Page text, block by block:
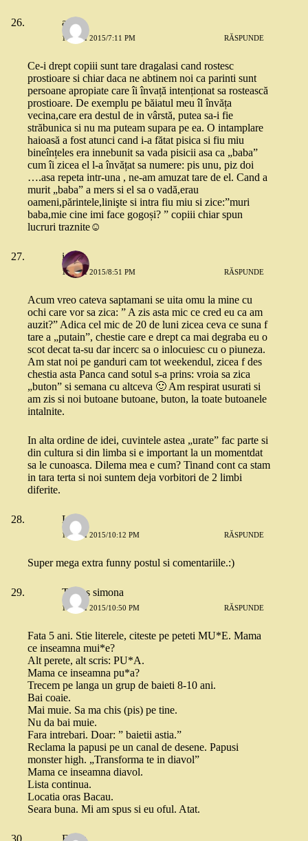
anca
18 MAI 2015/7:11 PM RĂSPUNDE
Ce-i drept copiii sunt tare dragalasi cand rostesc
prostioare si chiar daca ne abtinem noi ca parinti sunt
persoane apropiate care îi învață intenționat sa rostească
prostioare. De exemplu pe băiatul meu îl învăța
vecina,care era destul de in vârstă, putea sa-i fie
străbunica si nu ma puteam supara pe ea. O intamplare
haioasă a fost atunci cand i-a fătat pisica si fiu miu
bineînțeles era innebunit sa vada pisicii asa ca „baba”
cum îi zicea el l-a învățat sa numere: pis unu, piz doi
….asa repeta intr-una , ne-am amuzat tare de el. Cand a
murit „baba” a mers si el sa o vadă,erau
oameni,părintele,linişte si intra fiu miu si zice:”muri
baba,mie cine imi face gogoși? ” copiii chiar spun
lucruri traznite☺
ioana
18 MAI 2015/8:51 PM RĂSPUNDE
Acum vreo cateva saptamani se uita omu la mine cu
ochi care vor sa zica: ” A zis asta mic ce cred eu ca am
auzit?” Adica cel mic de 20 de luni zicea ceva ce suna f
tare a „putain”, chestie care e drept ca mai degraba eu o
scot decat ta-su dar incerc sa o inlocuiesc cu o piuneza.
Am stat noi pe ganduri cam tot weekendul, zicea f des
chestia asta Panca cand sotul s-a prins: vroia sa zica
„buton” si semana cu altceva 🙂 Am respirat usurati si
am zis si noi butoane butoane, buton, la toate butoanele
intalnite.
In alta ordine de idei, cuvintele astea „urate” fac parte si
din cultura si din limba si e important la un momentdat
sa le cunoasca. Dilema mea e cum? Tinand cont ca stam
in tara terta si noi suntem deja vorbitori de 2 limbi
diferite.
Lavu
18 MAI 2015/10:12 PM RĂSPUNDE
Super mega extra funny postul si comentariile.:)
Tamas simona
18 MAI 2015/10:50 PM RĂSPUNDE
Fata 5 ani. Stie literele, citeste pe peteti MU*E. Mama
ce inseamna mui*e?
Alt perete, alt scris: PU*A.
Mama ce inseamna pu*a?
Trecem pe langa un grup de baieti 8-10 ani.
Bai coaie.
Mai muie. Sa ma chis (pis) pe tine.
Nu da bai muie.
Fara intrebari. Doar: ” baietii astia.”
Reclama la papusi pe un canal de desene. Papusi
monster high. „Transforma te in diavol”
Mama ce inseamna diavol.
Lista continua.
Locatia oras Bacau.
Seara buna. Mi am spus si eu oful. Atat.